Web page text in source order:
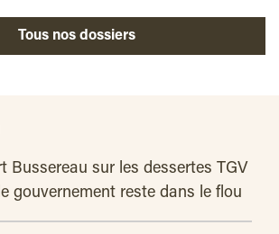
Tous nos dossiers
Bussereau sur les dessertes TGV
gouvernement reste dans le flou